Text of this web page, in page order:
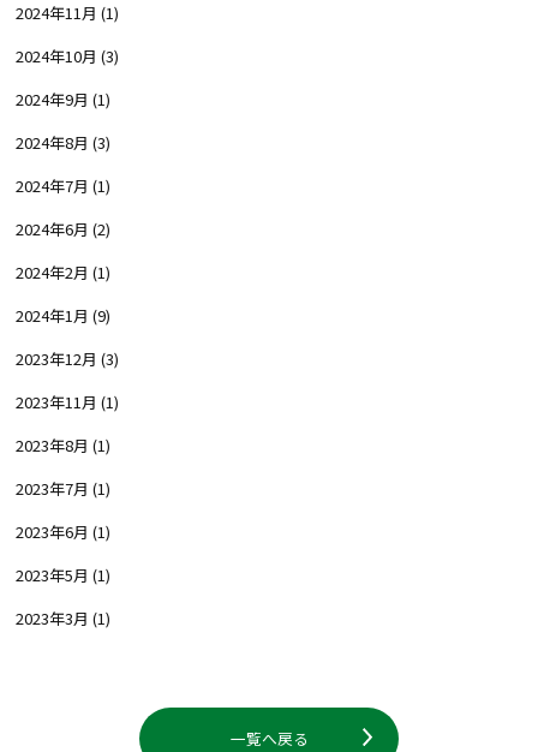
2024年11月 (1)
2024年10月 (3)
2024年9月 (1)
2024年8月 (3)
2024年7月 (1)
2024年6月 (2)
2024年2月 (1)
2024年1月 (9)
2023年12月 (3)
2023年11月 (1)
2023年8月 (1)
2023年7月 (1)
2023年6月 (1)
2023年5月 (1)
2023年3月 (1)
一覧へ戻る